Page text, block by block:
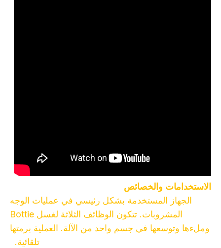
الاستخدامات والخصائص
الجهاز المستخدمة بشكل رئيسي في عمليات الوجه
المشروبات. تتكون الوظائف الثلاثة لغسل Bottie
وملءها وتوسعها في جسم واحد من الآلة. العملية برمتها
تلقائية.